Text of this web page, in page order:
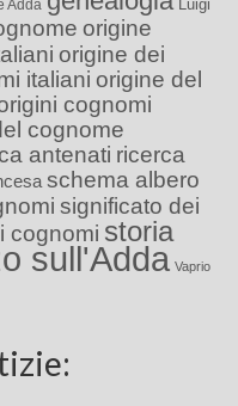
Adda
Luigi
origine
origine dei
italiani origine del
cognomi
cognome
antenati ricerca
schema albero
significato dei
cognomi storia
sull'Adda Vaprio